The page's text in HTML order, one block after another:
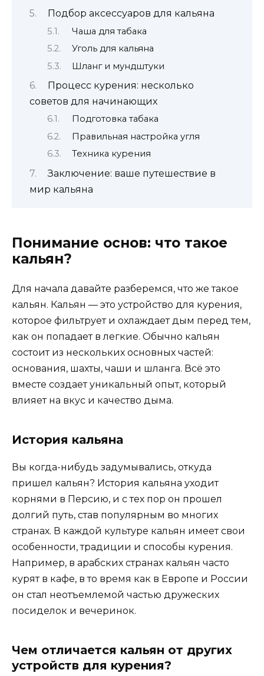
Подбор аксессуаров для кальяна
Чаша для табака
Уголь для кальяна
Шланг и мундштуки
Процесс курения: несколько
советов для начинающих
Подготовка табака
Правильная настройка угля
Техника курения
Заключение: ваше путешествие в
мир кальяна
Понимание основ: что такое
кальян?
Для начала давайте разберемся, что же такое
кальян. Кальян — это устройство для курения,
которое фильтрует и охлаждает дым перед тем,
как он попадает в легкие. Обычно кальян
состоит из нескольких основных частей:
основания, шахты, чаши и шланга. Всё это
вместе создает уникальный опыт, который
влияет на вкус и качество дыма.
История кальяна
Вы когда-нибудь задумывались, откуда
пришел кальян? История кальяна уходит
корнями в Персию, и с тех пор он прошел
долгий путь, став популярным во многих
странах. В каждой культуре кальян имеет свои
особенности, традиции и способы курения.
Например, в арабских странах кальян часто
курят в кафе, в то время как в Европе и России
он стал неотъемлемой частью дружеских
посиделок и вечеринок.
Чем отличается кальян от других
устройств для курения?